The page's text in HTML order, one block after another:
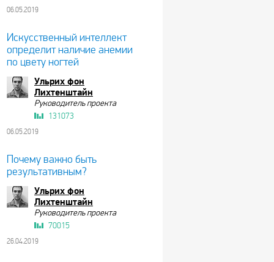
06.05.2019
Искусственный интеллект
определит наличие анемии
по цвету ногтей
Ульрих фон
Лихтенштайн
Руководитель проекта
131073
06.05.2019
Почему важно быть
результативным?
Ульрих фон
Лихтенштайн
Руководитель проекта
70015
26.04.2019